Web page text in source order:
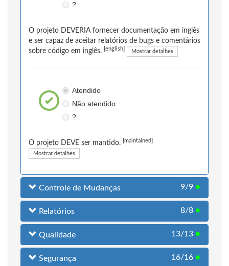
?
O projeto DEVERIA fornecer documentação em inglês
e ser capaz de aceitar relatórios de bugs e comentários
sobre código em inglês.
[english] Mostrar detalhes
Atendido
Não atendido
?
O projeto DEVE ser mantido. [maintained]
Mostrar detalhes
Controle de Mudanças 9/9 ●
Relatórios 8/8 ●
Qualidade 13/13 ●
Segurança 16/16 ●